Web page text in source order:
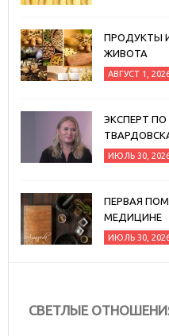
ПРОДУКТЫ
ЖИВОТА
АВГУСТ 1,
ЭКСПЕРТ
ИЮЛЬ 30,
ПЕРВАЯ
МЕДИЦИНЕ
ИЮЛЬ 30,
СВЕТЛЫЕ